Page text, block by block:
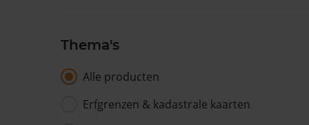
Thema's
Alle producten
Erfgrenzen & kadastrale kaarten